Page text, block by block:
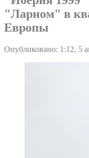
"Ларном" в
Европы
Опубликовано: 1:12, 5